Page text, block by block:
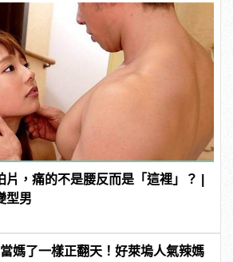
，痛的不是腰反而是「這裡」？ |
型男
當媽了一樣正翻天！好萊塢人氣辣媽